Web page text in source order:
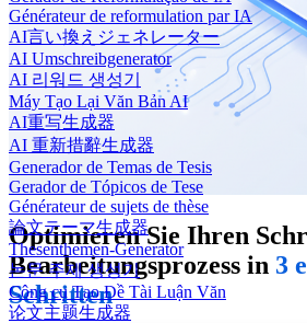
Générateur de reformulation par IA
AI言い換えジェネレーター
AI Umschreibgenerator
AI 리워드 생성기
Máy Tạo Lại Văn Bản AI
AI重写生成器
AI 重新措辭生成器
Generador de Temas de Tesis
Gerador de Tópicos de Tese
Générateur de sujets de thèse
論文テーマ生成器
Thesenthemen-Generator
논문 주제 생성기
Công cụ Tạo Đề Tài Luận Văn
论文主题生成器
Optimieren Sie Ihren
Bearbeitungsprozess in 3
Schritten